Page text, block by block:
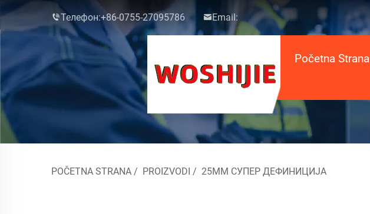
Телефон:+86-0755-27095786 Email:
Početna Strana
POČETNA STRANA / PROIZVODI / 25ММ СУПЕР ДЕФИНИЦИЈА